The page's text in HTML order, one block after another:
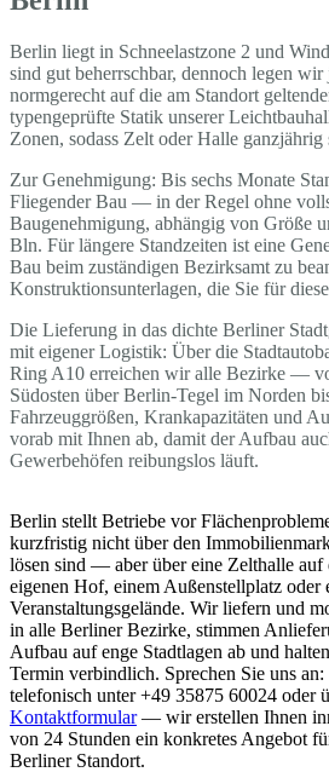
Berlin liegt in Schneelastzone 2 und
sind gut beherrschbar, dennoch legen
normgerecht auf die am Standort
typengeprüfte Statik unserer
Zonen, sodass Zelt oder Halle ganzjährig
Zur Genehmigung: Bis sechs Monate
Fliegender Bau — in der Regel ohne
Baugenehmigung, abhängig von Größe
Bln. Für längere Standzeiten ist eine
Bau beim zuständigen Bezirksamt zu
Konstruktionsunterlagen, die Sie für
Die Lieferung in das dichte Berliner
mit eigener Logistik: Über die
Ring A10 erreichen wir alle Bezirke —
Südosten über Berlin-Tegel im Norden
Fahrzeuggrößen, Krankapazitäten und
vorab mit Ihnen ab, damit der Aufbau
Gewerbehöfen reibungslos läuft.
Berlin stellt Betriebe vor
kurzfristig nicht über den
lösen sind — aber über eine Zelthalle auf
eigenen Hof, einem Außenstellplatz oder
Veranstaltungsgelände. Wir liefern und
in alle Berliner Bezirke, stimmen
Aufbau auf enge Stadtlagen ab und
Termin verbindlich. Sprechen Sie uns an:
telefonisch unter +49 35875 60024 oder
Kontaktformular— wir erstellen Ihnen
von 24 Stunden ein konkretes Angebot
Berliner Standort.